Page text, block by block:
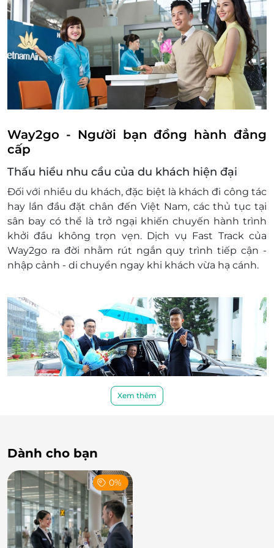
Hotline đặt tour & tư vấn (9h-20h): 1900
2065
Liên hệ LifeLink trước khi thanh toán dịch vụ, đặt
ít nhất trước 24h (1 ngày) để đảm bảo nhận được
dịch vụ tốt nhất
Điều kiện khác
Áp dụng 01 E-Voucher/E-Coupon cho 01
Một khách hàng được mua nhiều E-
Voucher/E-Coupon
đổi thành tiền mặt, không trả lại tiền thừa.
Không áp dụng đồng thời với chương trình
khuyến mại khác
Way2go - Người bạn đồng hành đẳng
cấp
Thấu hiểu nhu cầu của du khách hiện đại
Đối với nhiều du khách, đặc biệt là khách đi công tác
hay lần đầu đặt chân đến Việt Nam, các thủ tục tại
sân bay có thể là trở ngại khiến chuyến hành trình
khởi đầu không trọn vẹn. Dịch vụ Fast Track của
Way2go ra đời nhằm rút ngắn quy trình tiếp cận -
nhập cảnh - di chuyển ngay khi khách vừa hạ cánh.
Dịch vụ chuyên nghiệp - đón tiếp tận tâm
Với gói Fast Track ga quốc tế, hành khách sẽ được
nhân viên chuyên trách đón tiếp ngay tại điểm hẹn
trong nhà ga quốc tế Tân Sơn Nhất. Từ đó, khách
nhanh chóng được hướng dẫn quy trình nhập cảnh,
hỗ trợ tiếp nhận hành lý - đảm bảo không bỏ sót
thông tin, không mất thời gian tìm quầy thủ tục.
Xem thêm
Dành cho bạn
0%